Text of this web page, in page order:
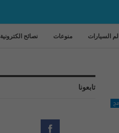
السيارات منوعات نصائح الكترونية
تابعونا